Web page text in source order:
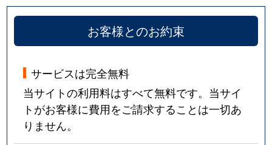
お客様とのお約束
サービスは完全無料
当サイトの利用料はすべて無料です。当サイ
トがお客様に費用をご請求することは一切あ
りません。